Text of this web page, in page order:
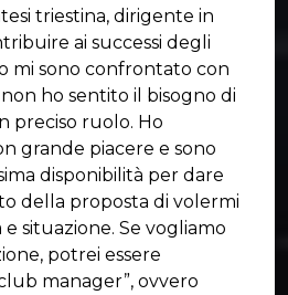
triestina, dirigente in
ai successi degli
mi sono confrontato con
non ho sentito il bisogno di
preciso ruolo. Ho
grande piacere e sono
disponibilità per dare
della proposta di volermi
situazione. Se vogliamo
potrei essere
manager”, ovvero